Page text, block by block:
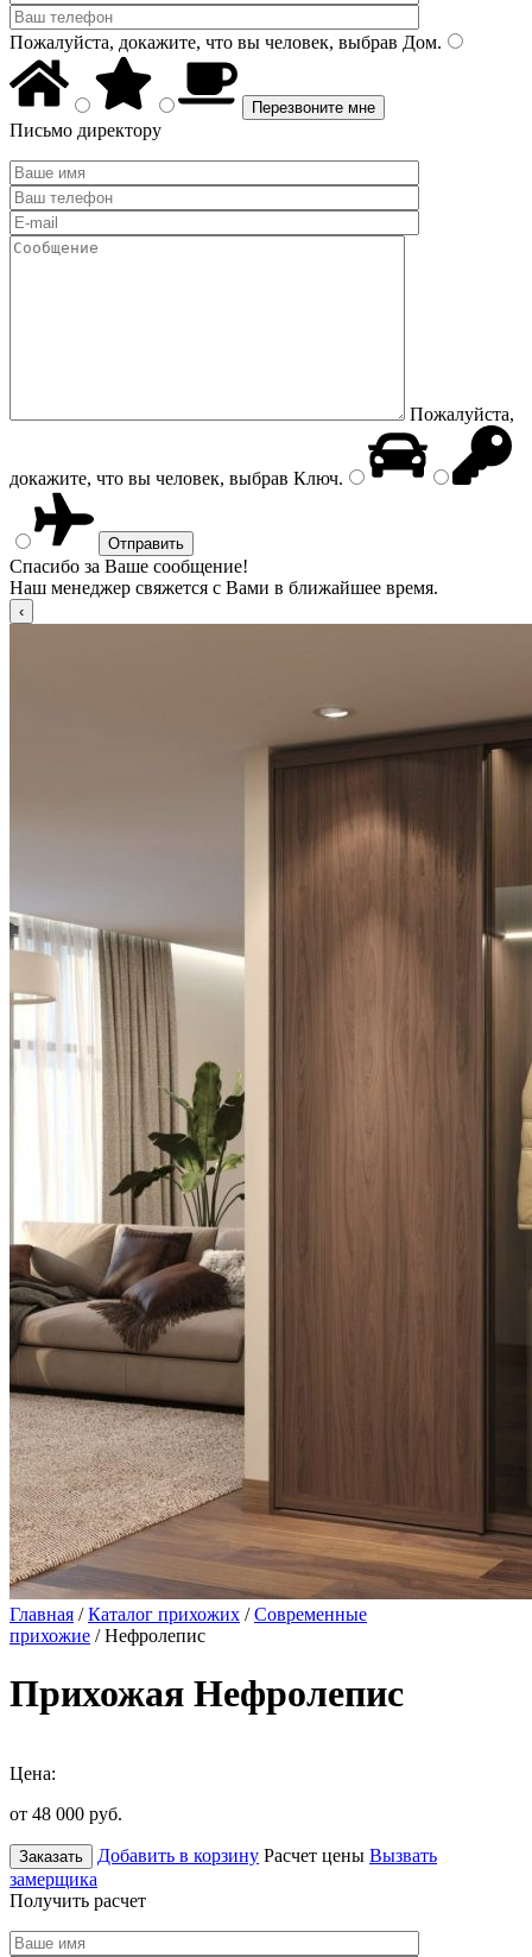
Пожалуйста, докажите, что вы человек, выбрав Дом.
Письмо директору
Пожалуйста,
докажите, что вы человек, выбрав Ключ.
Спасибо за Ваше сообщение!
Наш менеджер свяжется с Вами в ближайшее время.
Главная /Каталог прихожих /Современные
прихожие / Нефролепис
Прихожая Нефролепис
Цена:
от 48 000 руб.
Заказать Добавить в корзину Расчет цены Вызвать
замерщика
Получить расчет